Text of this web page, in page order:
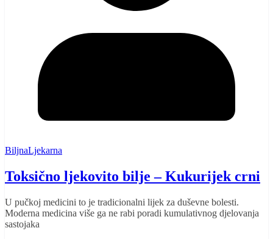
BiljnaLjekarna
Toksično ljekovito bilje – Kukurijek crni
U pučkoj medicini to je tradicionalni lijek za duševne bolesti.
Moderna medicina više ga ne rabi poradi kumulativnog djelovanja
sastojaka